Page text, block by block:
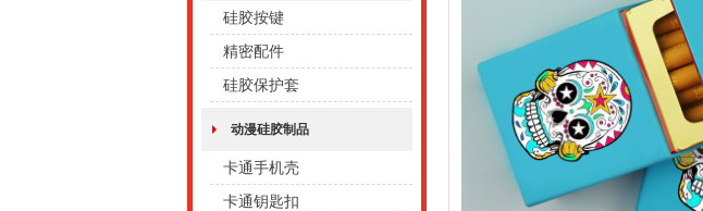
硅胶按键
精密配件
硅胶保护套
动漫硅胶制品
卡通手机壳
卡通钥匙扣